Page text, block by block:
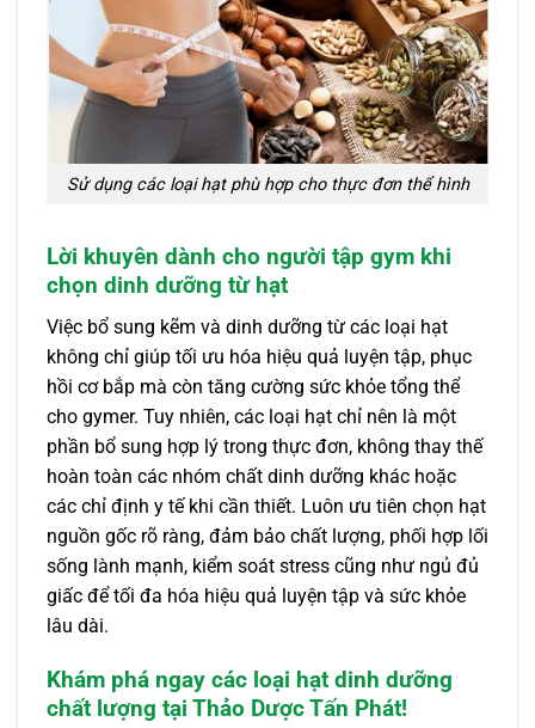
Sử dụng các loại hạt phù hợp cho thực đơn thể hình
Lời khuyên dành cho người tập gym khi
chọn dinh dưỡng từ hạt
Việc bổ sung kẽm và dinh dưỡng từ các loại hạt
không chỉ giúp tối ưu hóa hiệu quả luyện tập, phục
hồi cơ bắp mà còn tăng cường sức khỏe tổng thể
cho gymer. Tuy nhiên, các loại hạt chỉ nên là một
phần bổ sung hợp lý trong thực đơn, không thay thế
hoàn toàn các nhóm chất dinh dưỡng khác hoặc
các chỉ định y tế khi cần thiết. Luôn ưu tiên chọn hạt
nguồn gốc rõ ràng, đảm bảo chất lượng, phối hợp lối
sống lành mạnh, kiểm soát stress cũng như ngủ đủ
giấc để tối đa hóa hiệu quả luyện tập và sức khỏe
lâu dài.
Khám phá ngay các loại hạt dinh dưỡng
chất lượng tại Thảo Dược Tấn Phát!